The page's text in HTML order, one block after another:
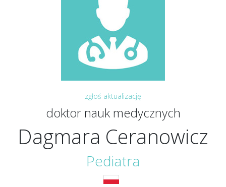
zgłoś aktualizację
doktor nauk medycznych
Dagmara Ceranowicz
Pediatra